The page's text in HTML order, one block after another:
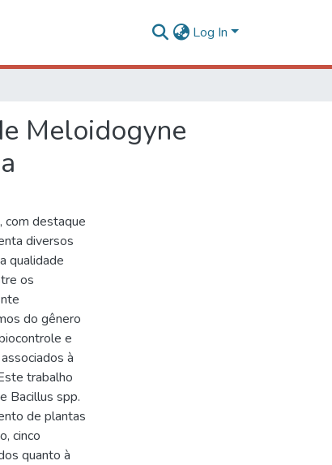
Log In
Meloidogyne
com destaque
diversos
qualidade
os
do gênero
e
à
trabalho
Bacillus spp.
de plantas
cinco
quanto à